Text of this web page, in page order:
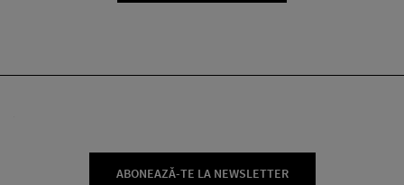
ABONEAZĂ-TE LA NEWSLETTER